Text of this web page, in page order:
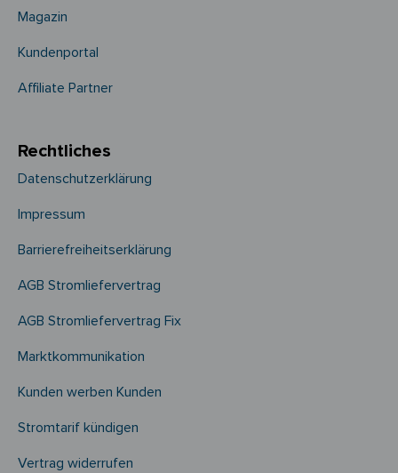
Magazin
Kundenportal
Affiliate Partner
Rechtliches
Datenschutzerklärung
Impressum
Barrierefreiheitserklärung
AGB Stromliefervertrag
AGB Stromliefervertrag Fix
Marktkommunikation
Kunden werben Kunden
Stromtarif kündigen
Vertrag widerrufen